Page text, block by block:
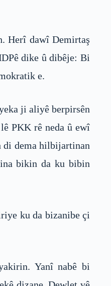
Herî dawî Demirtaş
dike û dibêje: Bi
e.
ji aliyê berpirsên
PKK rê neda û ewî
di dema hilbijartinan
bikin da ku bibin
ku da bizanibe çi
Yanî nabê bi